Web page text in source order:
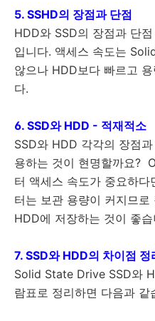
5. SSHD의 장점과 단점
HDD와 SSD의 장점과 단
입니다. 액세스 속도는
않으나 HDD보다 빠르고
다.
6. SSD와 HDD - 적재적소
SSD와 HDD 각각의 장점
용하는 것이 현명할까요?
터 액세스 속도가 중요하다
터는 보관 용량이 커지므
HDD에 저장하는 것이 좋습
7. SSD와 HDD의 차이점 정
Solid State Drive SSD와
람표로 정리하면 다음과 같